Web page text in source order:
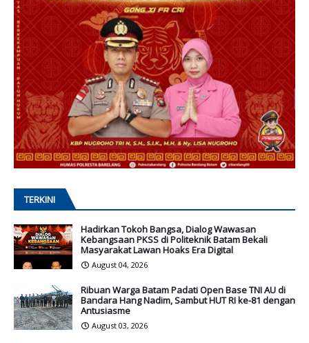
TERKINI
Hadirkan Tokoh Bangsa, Dialog Wawasan
Kebangsaan PKSS di Politeknik Batam Bekali
Masyarakat Lawan Hoaks Era Digital
August 04, 2026
Ribuan Warga Batam Padati Open Base TNI AU di
Bandara Hang Nadim, Sambut HUT RI ke-81 dengan
Antusiasme
August 03, 2026